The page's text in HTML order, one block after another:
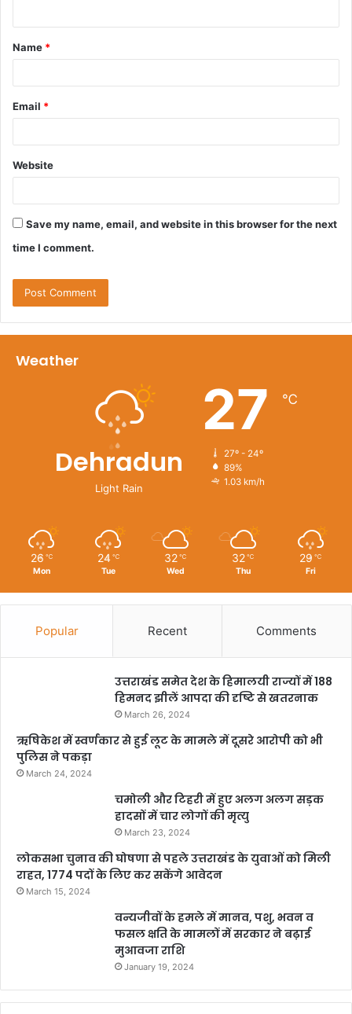
t
*
Name *
Email *
Website
Save my name, email, and website in this browser for the next
time I comment.
Weather
Dehradun
Light Rain
27 ℃
27º - 24º
89%
1.03 km/h
26 ℃
Mon
24 ℃
Tue
32 ℃
Wed
32 ℃
Thu
29 ℃
Fri
Popular Recent Comments
उत्तराखंड समेत देश के हिमालयी राज्यों में 188
हिमनद झीलें आपदा की दृष्टि से खतरनाक
March 26, 2024
ऋषिकेश में स्वर्णकार से हुई लूट के मामले में दूसरे आरोपी को भी
पुलिस ने पकड़ा
March 24, 2024
चमोली और टिहरी में हुए अलग अलग सड़क
हादसों में चार लोगों की मृत्यु
March 23, 2024
लोकसभा चुनाव की घोषणा से पहले उत्तराखंड के युवाओं को मिली
राहत, 1774 पदों के लिए कर सकेंगे आवेदन
March 15, 2024
वन्यजीवों के हमले में मानव, पशु, भवन व
फसल क्षति के मामलों में सरकार ने बढ़ाई
मुआवजा राशि
January 19, 2024